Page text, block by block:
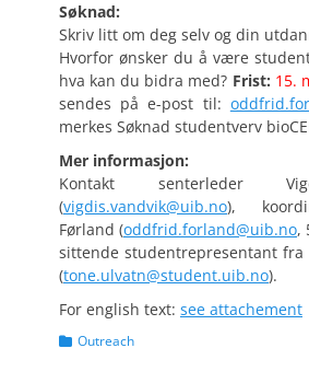
Søknad:
Skriv litt om deg selv og din
Hvorfor ønsker du å være
hva kan du bidra med? Frist: 15.
sendes på e-post til:
merkes Søknad studentverv
Mer informasjon:
Kontakt senterleder
(vigdis.vandvik@uib.no),
Førland (oddfrid.forland@uib.no,
sittende studentrepresentant fra
(tone.ulvatn@student.uib.no).
For english text: see attachement
Categories
Outreach